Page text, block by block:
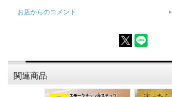
お店からのコメント
関連商品